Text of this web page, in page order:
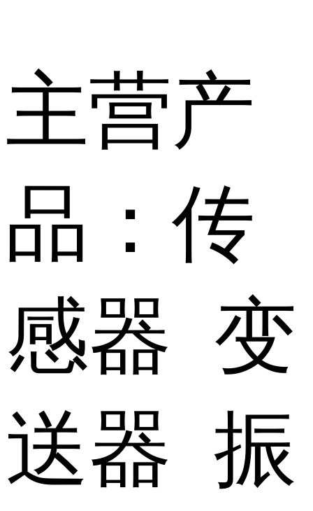
主营产
品：传
感器 变
送器 振